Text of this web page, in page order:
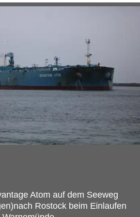
Atom auf dem Seeweg
Rostock beim Einlaufen